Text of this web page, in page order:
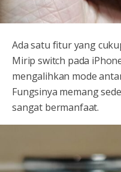
Ada satu fitur yang
Mirip switch pada
mengalihkan mode
Fungsinya memang
sangat bermanfaat.